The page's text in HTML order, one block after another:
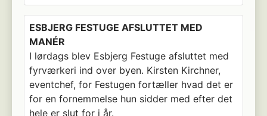
ESBJERG FESTUGE AFSLUTTET MED
MANÉR
I lørdags blev Esbjerg Festuge afsluttet med
fyrværkeri ind over byen. Kirsten Kirchner,
eventchef, for Festugen fortæller hvad det er
for en fornemmelse hun sidder med efter det
hele er slut for i år.